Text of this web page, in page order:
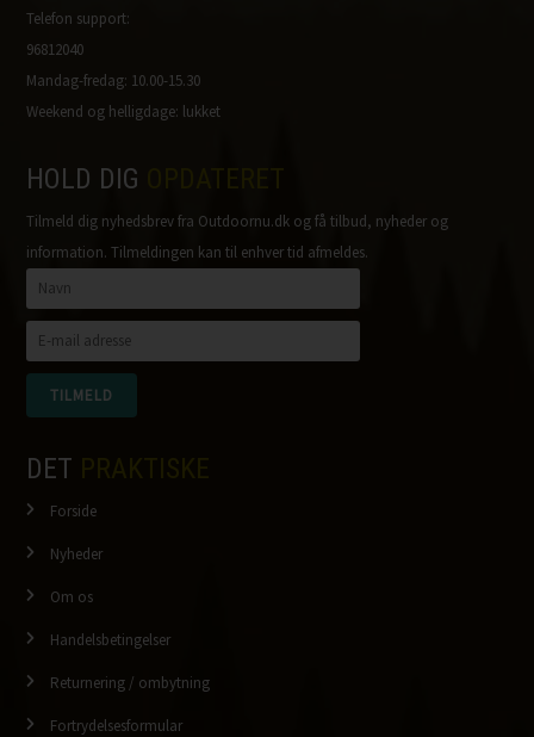
Telefon support:
96812040
Mandag-fredag: 10.00-15.30
Weekend og helligdage: lukket
HOLD DIG
Tilmeld dig nyhedsbrev fra Outdoornu.dk og få tilbud, nyheder og
information. Tilmeldingen kan til enhver tid afmeldes.
DET
Forside
Nyheder
Om os
Handelsbetingelser
Returnering / ombytning
Fortrydelsesformular